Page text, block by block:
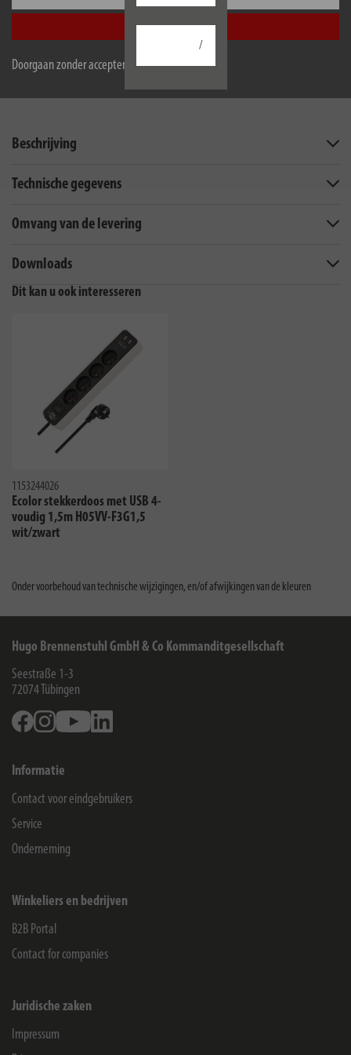
Accepteer alle
Doorgaan zonder accepteren
/
Beschrijving
Technische gegevens
Omvang van de levering
Downloads
Dit kan u ook interesseren
1153244026
Ecolor stekkerdoos met USB 4-
voudig 1,5m H05VV-F3G1,5
wit/zwart
Onder voorbehoud van technische wijzigingen, en/of afwijkingen van de kleuren
Hugo Brennenstuhl GmbH & Co Kommanditgesellschaft
Seestraße 1-3
72074 Tübingen
FacebookInstagramYoutube
Informatie
Contact voor eindgebruikers
Service
Onderneming
Winkeliers en bedrijven
B2B Portal
Contact for companies
Juridische zaken
Impressum